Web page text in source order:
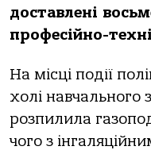
доставлені
професійно-
На місці події
холі навчального
розпилила
чого з